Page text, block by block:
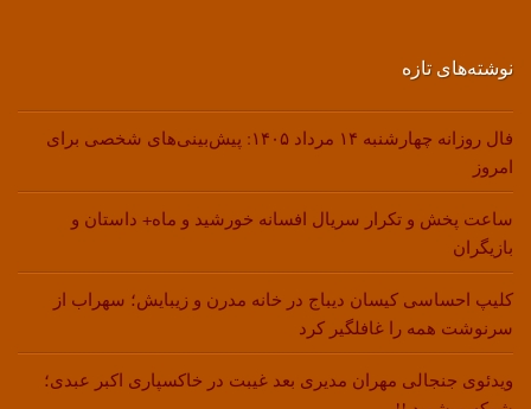
نوشته‌های تازه
فال روزانه چهارشنبه ۱۴ مرداد ۱۴۰۵: پیش‌بینی‌های شخصی برای
امروز
ساعت پخش و تکرار سریال افسانه خورشید و ماه+ داستان و
بازیگران
کلیپ احساسی کیسان دیباج در خانه مدرن و زیبایش؛ سهراب از
سرنوشت همه را غافلگیر کرد
ویدئوی جنجالی مهران مدیری بعد غیبت در خاکسپاری اکبر عبدی؛